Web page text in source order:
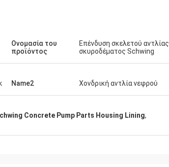
Ονομασία του
προϊόντος
Επένδυση σκελετού αντλίας
σκυροδέματος Schwing
Name2 Χονδρική αντλία νεφρού
Concrete Pump Parts Housing Lining,